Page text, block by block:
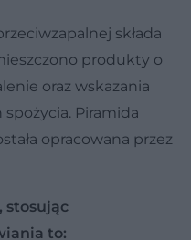
składa
produkty o
oraz wskazania
Piramida
opracowana przez
stosując
to: